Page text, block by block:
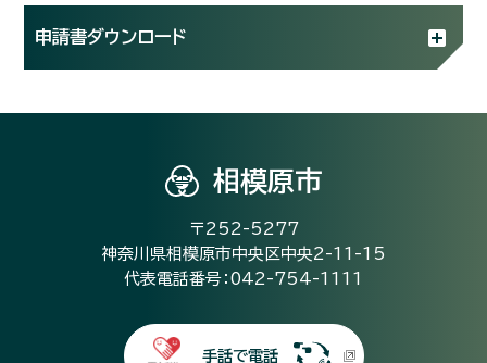
申請書ダウンロード
相模原市
〒252-5277
神奈川県相模原市中央区中央2-11-15
代表電話番号：042-754-1111
手話で電話